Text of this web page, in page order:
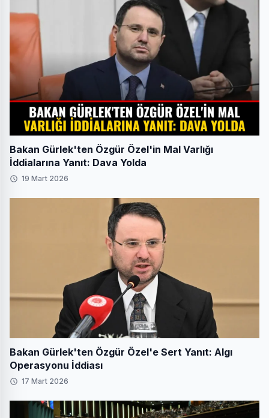
Bakan Gürlek'ten Özgür Özel'in Mal Varlığı
İddialarına Yanıt: Dava Yolda
19 Mart 2026
Bakan Gürlek'ten Özgür Özel'e Sert Yanıt: Algı
Operasyonu İddiası
17 Mart 2026